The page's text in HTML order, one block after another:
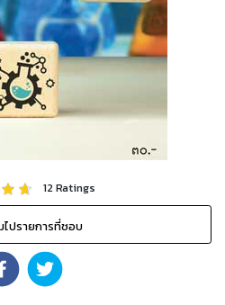
12Ratings
ไปรายการที่ชอบ